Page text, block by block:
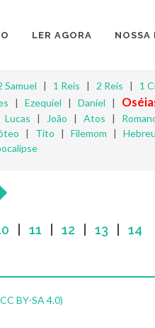
LER AGORA NOSSA
Samuel | 1 Reis | 2 Reis | 1
| Ezequiel | Daniel |
Lucas | João | Atos |
| Tito | Filemom |
11 12 13 14
BY-SA 4.0)